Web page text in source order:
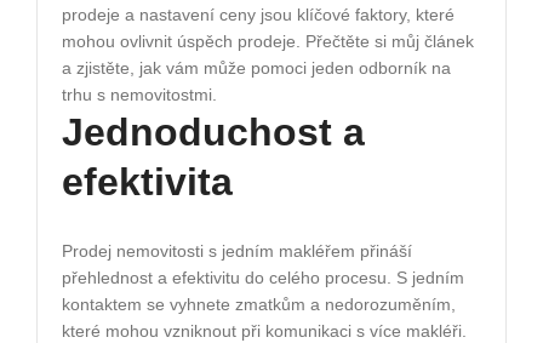
prodeje a nastavení ceny jsou klíčové faktory, které
mohou ovlivnit úspěch prodeje. Přečtěte si můj článek
a zjistěte, jak vám může pomoci jeden odborník na
trhu s nemovitostmi.
Jednoduchost a
efektivita
Prodej nemovitosti s jedním makléřem přináší
přehlednost a efektivitu do celého procesu. S jedním
kontaktem se vyhnete zmatkům a nedorozuměním,
které mohou vzniknout při komunikaci s více makléři.